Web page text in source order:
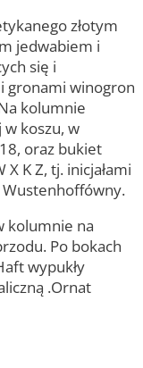
złotym
jedwabiem i
się i
gronami winogron
kolumnie
koszu, w
oraz bukiet
K Z, tj. inicjałami
kolumnie na
Po bokach
wypukły
.Ornat